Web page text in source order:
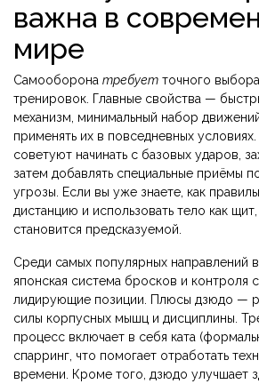
важна в
мире
Самооборона требует точного
тренировок. Главные свойства —
механизм, минимальный набор
применять их в повседневных
советуют начинать с базовых ударов,
затем добавлять специальные приёмы
угрозы. Если вы уже знаете, как
дистанцию и использовать тело как
становится предсказуемой.
Среди самых популярных направлений
японская система бросков и контроля
лидирующие позиции. Плюсы дзюдо —
силы корпусных мышц и дисциплины.
процесс включает в себя ката
спарринг, что помогает отработать
времени. Кроме того, дзюдо улучшает